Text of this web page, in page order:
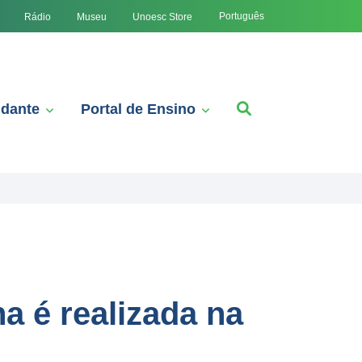
Rádio Museu Unoesc Store Português
Portal de Ensino
é realizada na